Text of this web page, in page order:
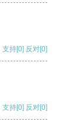
支持[0] 反对[0]
支持[0] 反对[0]